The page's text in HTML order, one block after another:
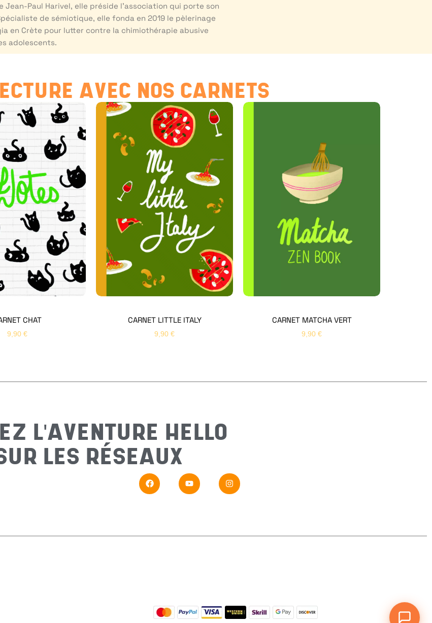
Jean-Paul Harivel, elle préside l’association qui porte son
de sémiotique, elle fonda en 2019 le pèlerinage
en Crète pour lutter contre la chimiothérapie abusive
adolescents.
AVEC NOS CARNETS
CHAT
9,90 €
CARNET LITTLE ITALY
9,90 €
CARNET MATCHA VERT
9,90 €
L'AVENTURE HELLO
LES RÉSEAUX
Hello Editions
Nous revenons vers vous rapidement
Bonjour 👋
Nom* Prénom*